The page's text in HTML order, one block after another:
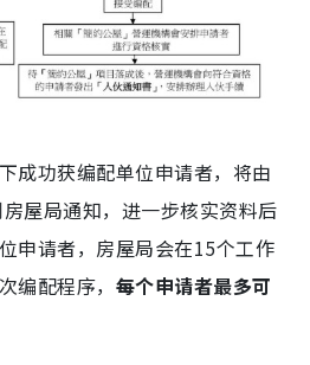
成功获编配单位申请者，将由
屋局通知，进一步核实资料后
申请者，房屋局会在15个工作
编配程序， 每个申请者最多可